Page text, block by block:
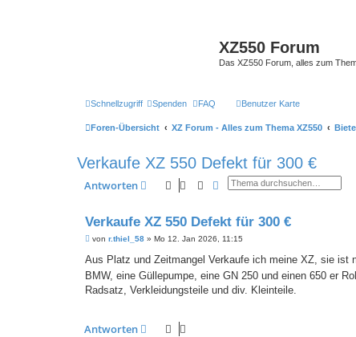
XZ550 Forum
Das XZ550 Forum, alles zum
Schnellzugriff Spenden FAQ Benutzer Karte
Foren-Übersicht XZ Forum - Alles zum Thema XZ550
Verkaufe XZ 550 Defekt für 300 €
Antworten SucheErweiterte Suche
Verkaufe XZ 550 Defekt für 300 €
B
i
r
a
g
von r.thiel_58 » Mo 12. Jan 2026, 11:15
Aus Platz und Zeitmangel Verkaufe ich meine XZ, sie ist
BMW, eine Güllepumpe, eine GN 250 und einen 650 er
Radsatz, Verkleidungsteile und div. Kleinteile.
Antworten